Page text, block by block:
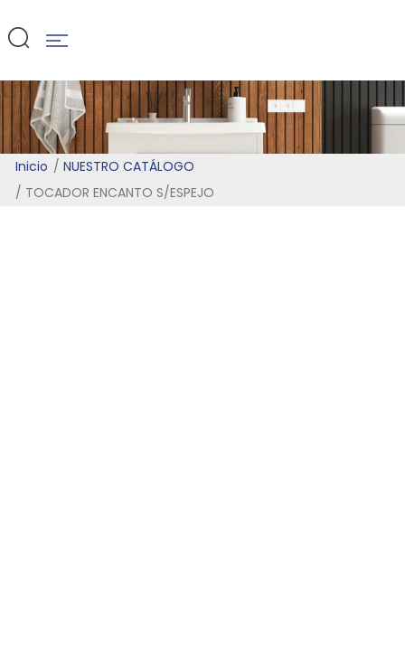
S/ESPEJO
Inicio
NUESTRO CATÁLOGO
TOCADOR ENCANTO S/ESPEJO